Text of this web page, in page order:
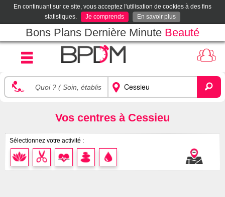
En continuant sur ce site, vous acceptez l'utilisation de cookies à des fins
statistiques.
Je comprends En savoir plus
Bons Plans Dernière Minute Beauté
Vos centres à Cessieu
Sélectionnez votre activité :